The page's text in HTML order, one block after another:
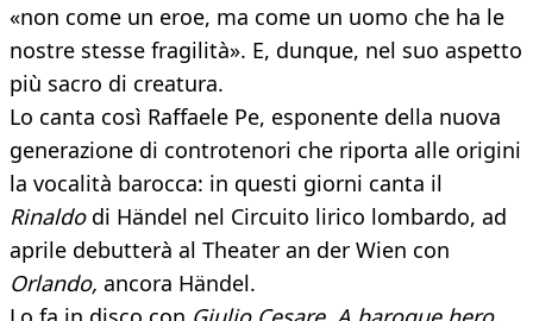
«non come un eroe, ma come un uomo che ha le
nostre stesse fragilità». E, dunque, nel suo aspetto
più sacro di creatura.
Lo canta così Raffaele Pe, esponente della nuova
generazione di controtenori che riporta alle origini
la vocalità barocca: in questi giorni canta il
Rinaldodi Händel nel Circuito lirico lombardo, ad
aprile debutterà al Theater an der Wien con
Orlando, ancora Händel.